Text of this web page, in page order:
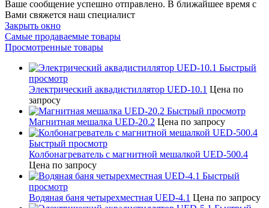
Ваше сообщение успешно отправлено. В ближайшее время с
Вами свяжется наш специалист
Закрыть окно
Самые продаваемые товары
Просмотренные товары
Быстрый
просмотр
Электрический аквадистиллятор UED-10.1 Цена по
запросу
Быстрый просмотр
Магнитная мешалка UED-20.2 Цена по запросу
Быстрый просмотр
Колбонагреватель с магнитной мешалкой UED-500.4
Цена по запросу
Быстрый
просмотр
Водяная баня четырехместная UED-4.1 Цена по запросу